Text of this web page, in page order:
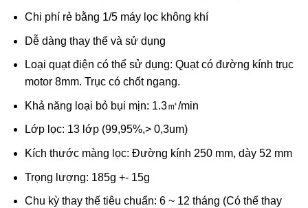
Chi phí rẻ bằng 1/5 máy lọc không khí
Dễ dàng thay thế và sử dụng
Loại quạt điện có thể sử dụng: Quạt có đường kính trục
motor 8mm. Trục có chốt ngang.
Khả năng loại bỏ bụi mịn: 1.3㎥/min
Lớp lọc: 13 lớp (99,95%,> 0,3um)
Kích thước màng lọc: Đường kính 250 mm, dày 52 mm
Trọng lượng: 185g +- 15g
Chu kỳ thay thế tiêu chuẩn: 6 ~ 12 tháng (Có thể thay